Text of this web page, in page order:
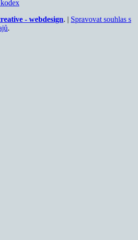
- webdesign. | Spravovat souhlas s
.